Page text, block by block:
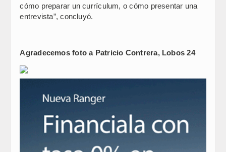
cómo preparar un currículum, o cómo presentar una
entrevista”, concluyó.
Agradecemos foto a Patricio Contrera, Lobos 24